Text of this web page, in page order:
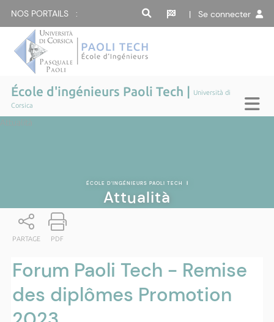
NOS PORTAILS : | Se connecter
École d'ingénieurs Paoli Tech |
Università di
Corsica
Attualità
ÉCOLE D'INGÉNIEURS PAOLI TECH |
Attualità
PARTAGE PDF
Forum Paoli Tech - Remise
des diplômes Promotion